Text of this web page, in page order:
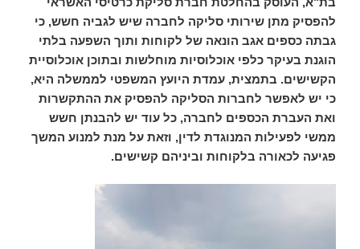
להפסיק מתן שירותי סליקה לחברה שיש לגביה חשש, כי
גבתה כספים אגב הונאה של לקוחות ותוך השפעה בלתי
הוגנת בעיקר כלפי אוכלוסיות מוחלשות ובתוכן אוכלוסיית
הקשישים. בתמצית, עמדת היועץ המשפטי לממשלה היא,
כי יש לאפשר לחברות הסליקה להפסיק את ההתקשרות
ואת העברת הכספים לחברה, כל עוד יש להבנתן חשש
ממשי לפעילות המנוגדת לדין, וזאת על מנת למנוע המשך
פגיעה לכאורה בלקוחות וביניהם קשישים.